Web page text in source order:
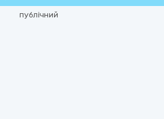
публічний